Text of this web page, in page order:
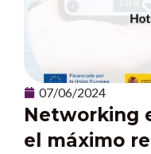
07/06/2024
Networking
el máximo